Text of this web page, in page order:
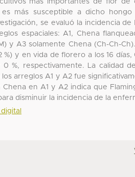
más importantes de flor de
más susceptible a dicho
se evaluó la incidencia
espaciales: A1, Chena
y A3 solamente Chena (Ch-Ch-
y en vida de florero a los 16
%, respectivamente. La calidad
arreglos A1 y A2 fue
en A1 y A2 indica que
disminuir la incidencia de la